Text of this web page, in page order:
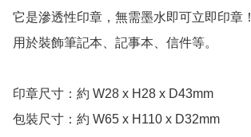
它是滲透性印章，無需墨水即可立即印章！
用於裝飾筆記本、記事本、信件等。
印章尺寸：約 W28 x H28 x D43mm
包裝尺寸：約 W65 x H110 x D32mm